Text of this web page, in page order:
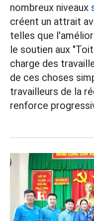
nombreux niveaux
créent un attrait
telles que
le soutien aux
charge des
de ces choses
travailleurs de la
renforce